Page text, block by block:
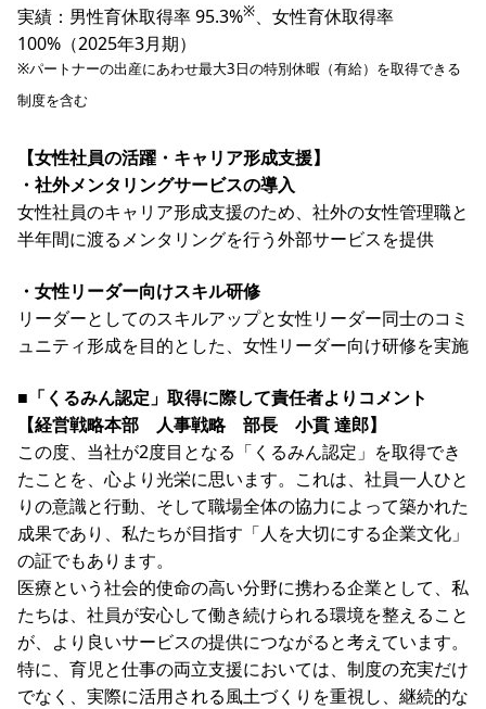
実績：男性育休取得率 95.3%※、女性育休取得率
100%（2025年3月期）
※パートナーの出産にあわせ最大3日の特別休暇（有給）を取得できる
制度を含む
【女性社員の活躍・キャリア形成支援】
・社外メンタリングサービスの導入
女性社員のキャリア形成支援のため、社外の女性管理職と
半年間に渡るメンタリングを行う外部サービスを提供
・女性リーダー向けスキル研修
リーダーとしてのスキルアップと女性リーダー同士のコミ
ュニティ形成を目的とした、女性リーダー向け研修を実施
■「くるみん認定」取得に際して責任者よりコメント
【経営戦略本部 人事戦略 部長 小貫 達郎】
この度、当社が2度目となる「くるみん認定」を取得でき
たことを、心より光栄に思います。これは、社員一人ひと
りの意識と行動、そして職場全体の協力によって築かれた
成果であり、私たちが目指す「人を大切にする企業文化」
の証でもあります。
医療という社会的使命の高い分野に携わる企業として、私
たちは、社員が安心して働き続けられる環境を整えること
が、より良いサービスの提供につながると考えています。
特に、育児と仕事の両立支援においては、制度の充実だけ
でなく、実際に活用される風土づくりを重視し、継続的な